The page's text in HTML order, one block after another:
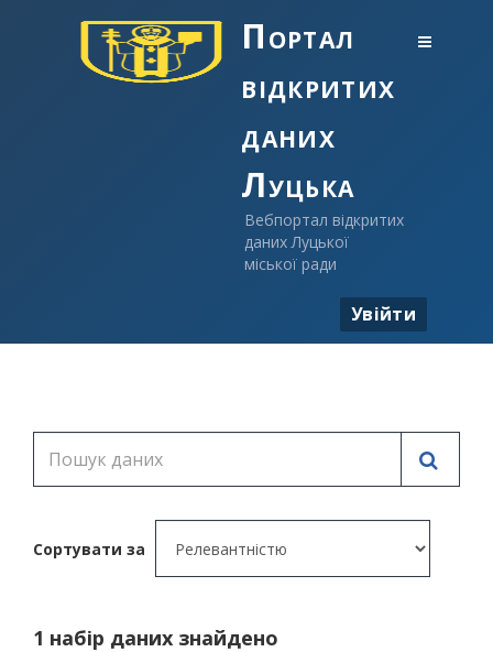
Портал
відкритих
даних
Луцька
Вебпортал відкритих
даних Луцької
міської ради
Увійти
Сортувати за
1 набір даних знайдено